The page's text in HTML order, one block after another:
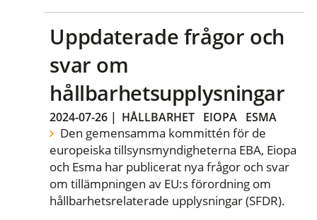
Uppdaterade frågor och
svar om
hållbarhetsupplysningar
2024-07-26 | HÅLLBARHET EIOPA ESMA
Den gemensamma kommittén för de
europeiska tillsynsmyndigheterna EBA, Eiopa
och Esma har publicerat nya frågor och svar
om tillämpningen av EU:s förordning om
hållbarhetsrelaterade upplysningar (SFDR).